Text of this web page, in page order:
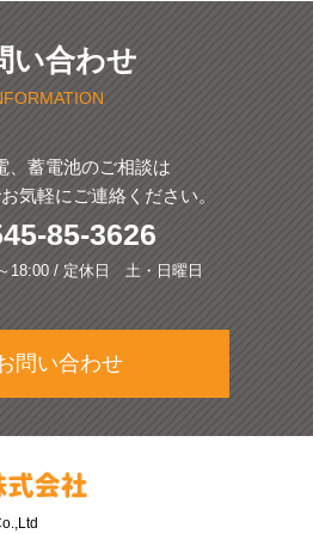
い合わせ
、蓄電池のご相談は
気軽にご連絡ください。
85-3626
18:00 / 定休日 土・日曜日
問い合わせ